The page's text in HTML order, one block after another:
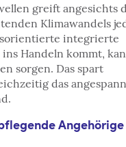
greift angesichts
Klimawandels
integrierte
Handeln kommt,
sorgen. Das spart
das
Angehörige